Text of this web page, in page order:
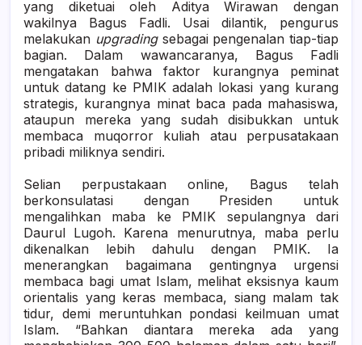
yang diketuai oleh Aditya Wirawan dengan
wakilnya Bagus Fadli. Usai dilantik, pengurus
melakukan upgrading sebagai pengenalan tiap-tiap
bagian. Dalam wawancaranya, Bagus Fadli
mengatakan bahwa faktor kurangnya peminat
untuk datang ke PMIK adalah lokasi yang kurang
strategis, kurangnya minat baca pada mahasiswa,
ataupun mereka yang sudah disibukkan untuk
membaca muqorror kuliah atau perpusatakaan
pribadi miliknya sendiri.
Selian perpustakaan online, Bagus telah
berkonsulatasi dengan Presiden untuk
mengalihkan maba ke PMIK sepulangnya dari
Daurul Lugoh. Karena menurutnya, maba perlu
dikenalkan lebih dahulu dengan PMIK. Ia
menerangkan bagaimana gentingnya urgensi
membaca bagi umat Islam, melihat eksisnya kaum
orientalis yang keras membaca, siang malam tak
tidur, demi meruntuhkan pondasi keilmuan umat
Islam. “Bahkan diantara mereka ada yang